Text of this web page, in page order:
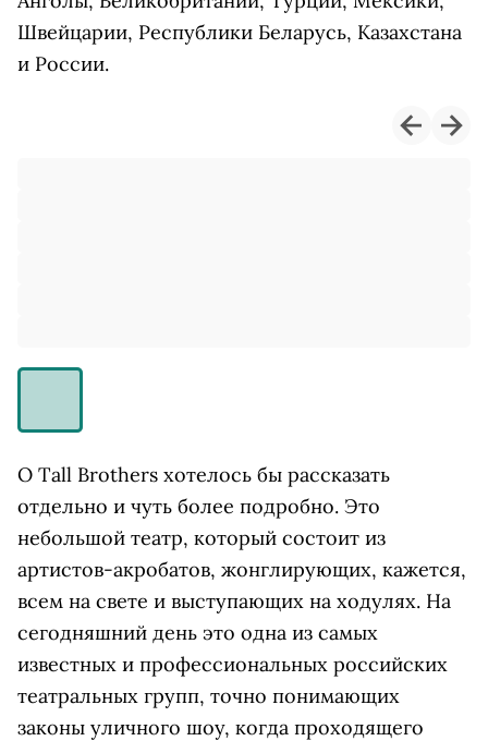
Швейцарии, Республики Беларусь, Казахстана
и России.
О Tall Brothers хотелось бы рассказать
отдельно и чуть более подробно. Это
небольшой театр, который состоит из
артистов-акробатов, жонглирующих, кажется,
всем на свете и выступающих на ходулях. На
сегодняшний день это одна из самых
известных и профессиональных российских
театральных групп, точно понимающих
законы уличного шоу, когда проходящего